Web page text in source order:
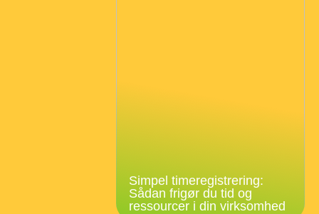
Simpel timeregistrering:
Sådan frigør du tid og
ressourcer i din virksomhed